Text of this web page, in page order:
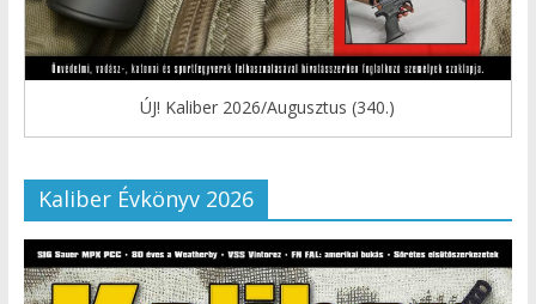
ÚJ! Kaliber 2026/Augusztus (340.)
Kaliber Évkönyv 2026